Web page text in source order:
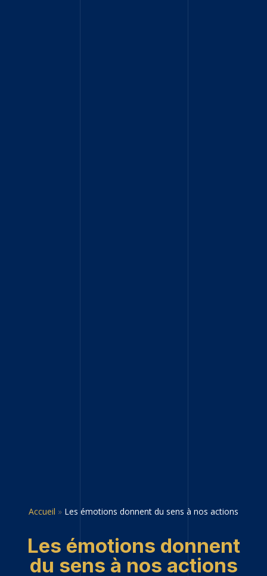
Accueil » Les émotions donnent du sens à nos actions
Les émotions donnent
du sens à nos actions